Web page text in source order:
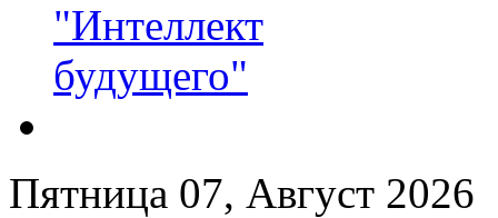
"Интеллект
будущего"
Пятница 07, Август 2026